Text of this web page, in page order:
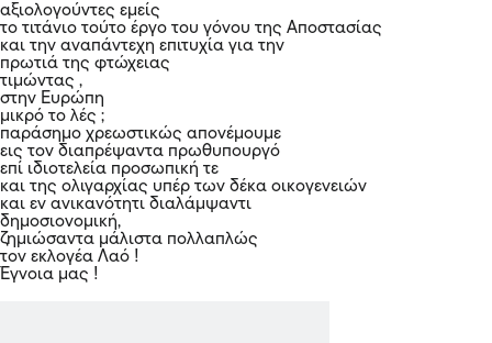
αξιολογούντες εμείς
το τιτάνιο τούτο έργο του γόνου της Αποστασίας
και την αναπάντεχη επιτυχία για την
πρωτιά της φτώχειας
τιμώντας ,
στην Ευρώπη
μικρό το λές ;
παράσημο χρεωστικώς απονέμουμε
εις τον διαπρέψαντα πρωθυπουργό
επί ιδιοτελεία προσωπική τε
και της ολιγαρχίας υπέρ των δέκα οικογενειών
και εν ανικανότητι διαλάμψαντι
δημοσιονομική,
ζημιώσαντα μάλιστα πολλαπλώς
τον εκλογέα Λαό !
Έγνοια μας !